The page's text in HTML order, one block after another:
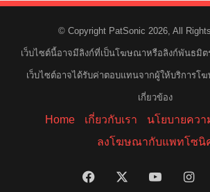
© Copyright PatSonic 2026, All
เว็บไซต์นี้อาจมีลิงก์ที่เป็นโฆษณาหรือลิงก์พันธมิต
เว็บไซต์อาจได้รับค่าตอบแทนจากผู้ให้บริการ
เกี่ยวข้อง
Home เกี่ยวกับเรา
นโยบายควา
ลงโฆษณากับแพทโซนิ
Facebook YouTube